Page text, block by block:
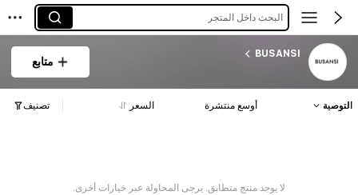
البحث داخل المتجر
BUSANSI
متابع
التوصية أوسع منتشرة السعر تصنيف
لا يوجد منتج متطابق. يرجى المحاولة عبر خيارات أخرى.